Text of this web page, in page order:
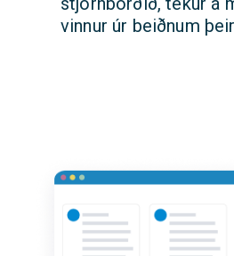
vinnur úr beiðnum